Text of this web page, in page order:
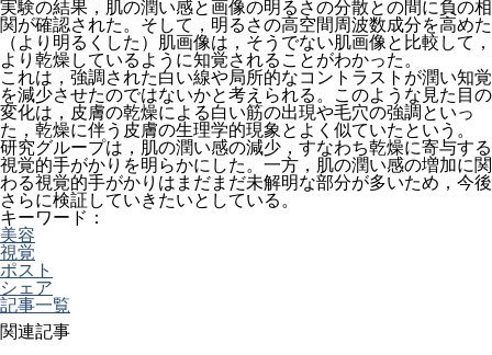
実験の結果，肌の潤い感と画像の明るさの分散との間に負の相
関が確認された。そして，明るさの高空間周波数成分を高めた
（より明るくした）肌画像は，そうでない肌画像と比較して，
より乾燥しているように知覚されることがわかった。
これは，強調された白い線や局所的なコントラストが潤い知覚
を減少させたのではないかと考えられる。このような見た目の
変化は，皮膚の乾燥による白い筋の出現や毛穴の強調といっ
た，乾燥に伴う皮膚の生理学的現象とよく似ていたという。
研究グループは，肌の潤い感の減少，すなわち乾燥に寄与する
視覚的手がかりを明らかにした。一方，肌の潤い感の増加に関
わる視覚的手がかりはまだまだ未解明な部分が多いため，今後
さらに検証していきたいとしている。
キーワード：
美容
視覚
ポスト
シェア
記事一覧
関連記事